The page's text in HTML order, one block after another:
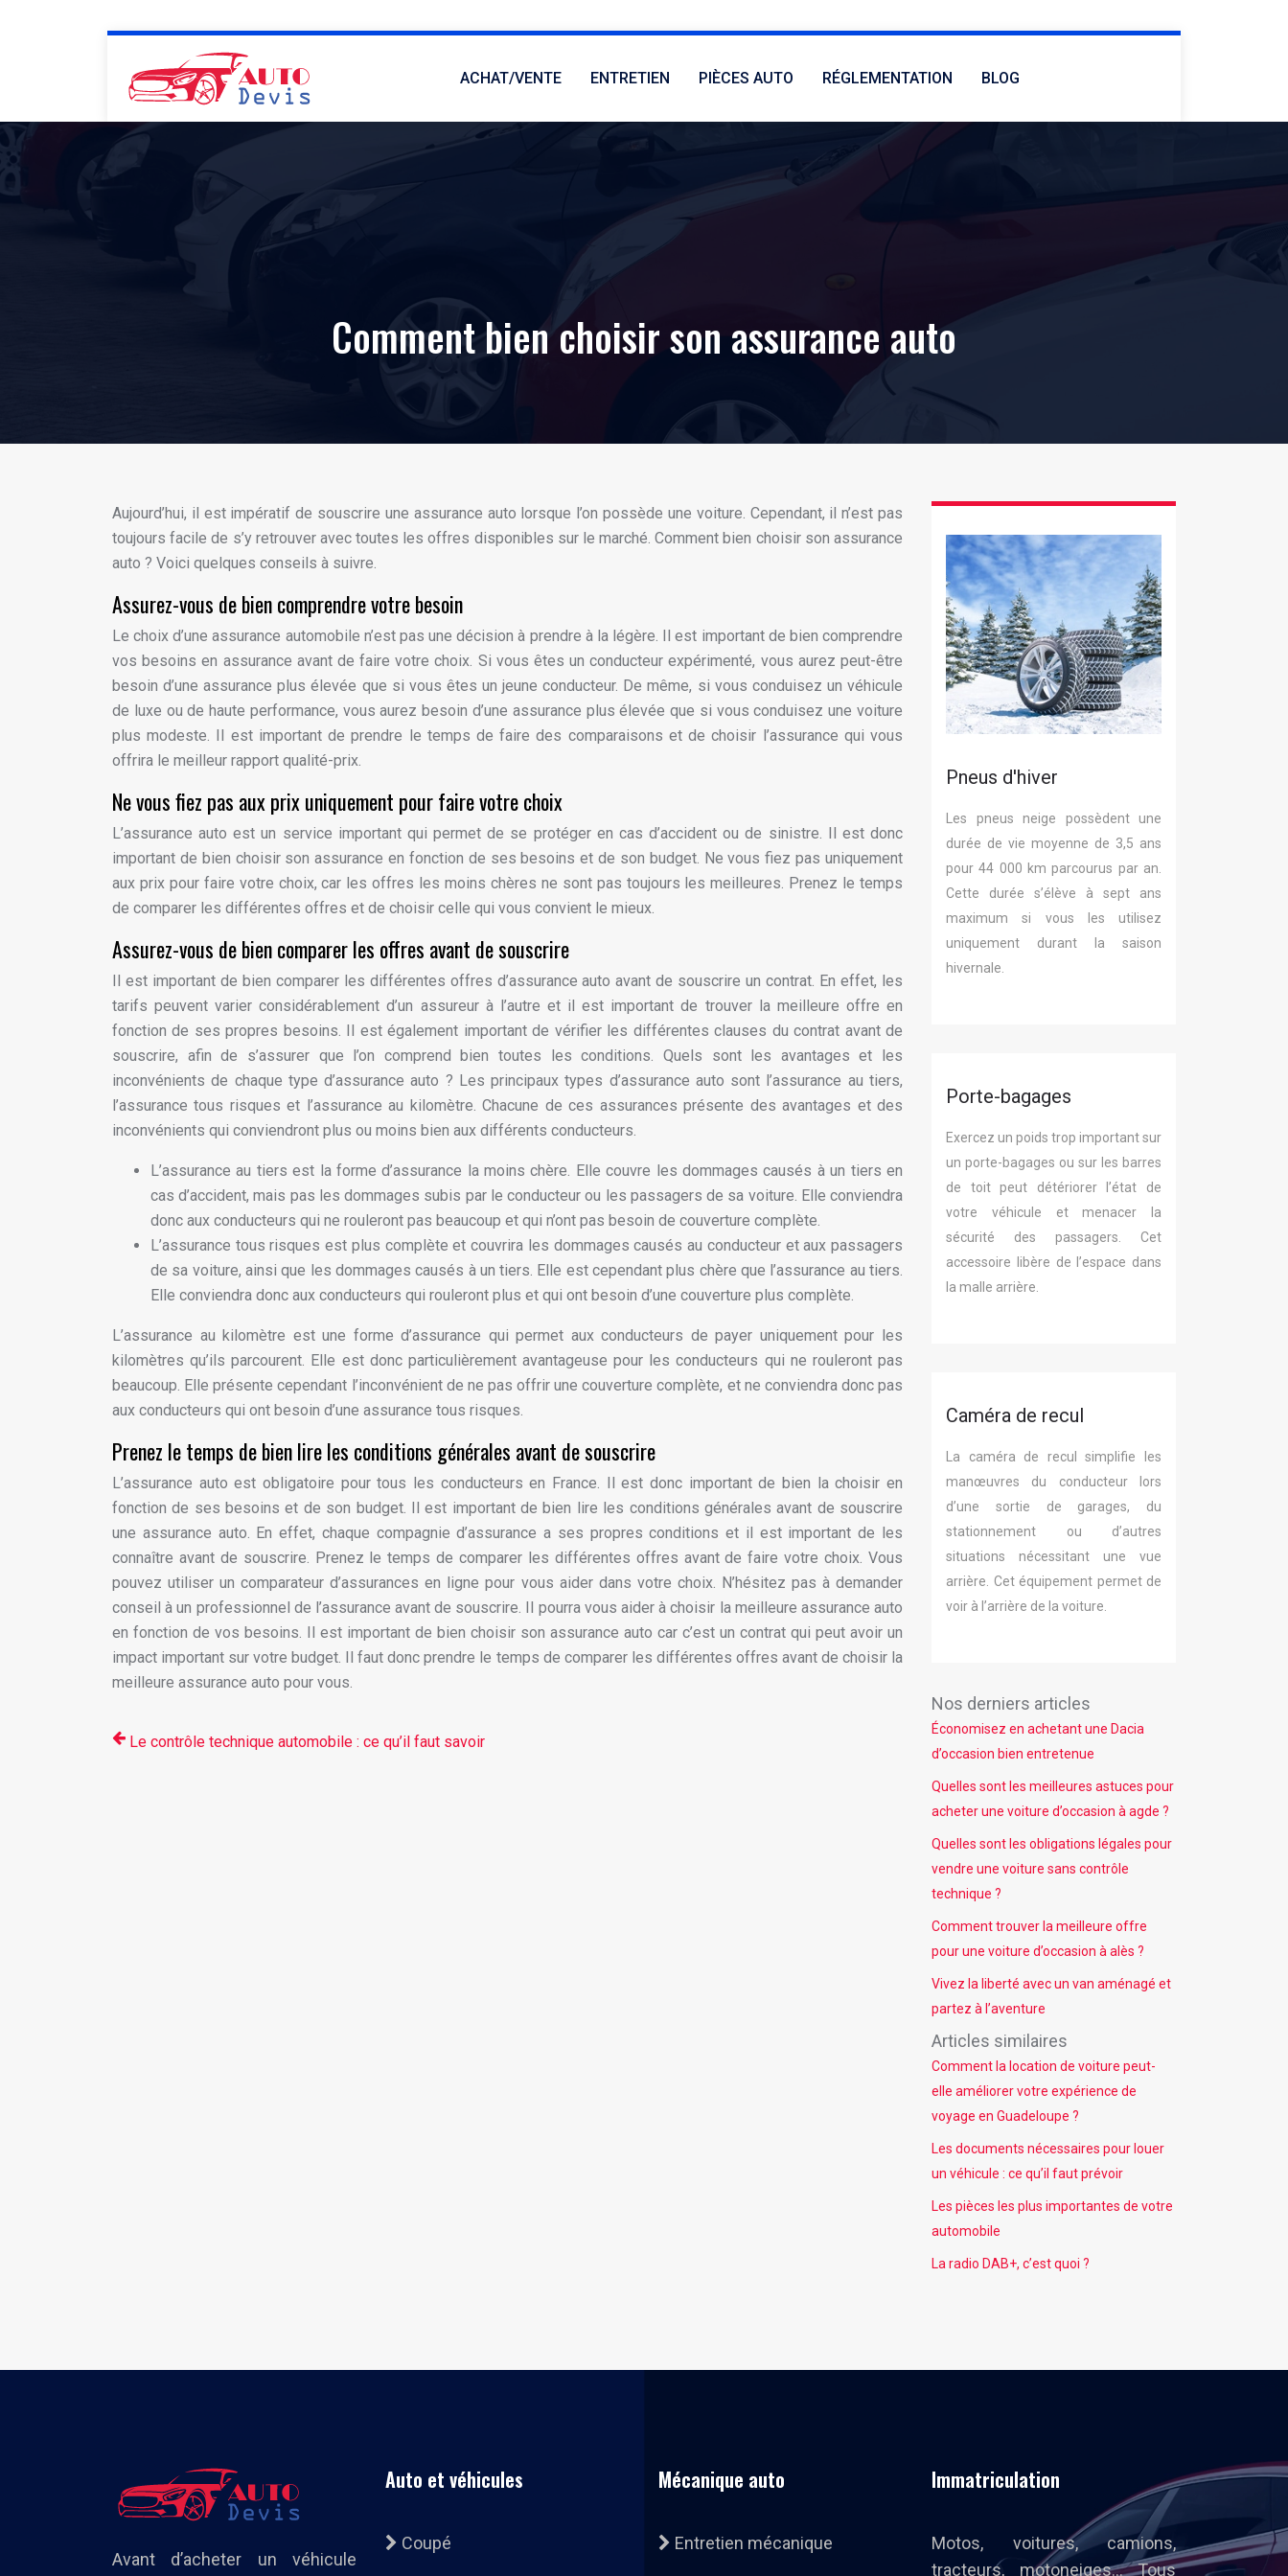
ACHAT/VENTE ENTRETIEN PIÈCES AUTO RÉGLEMENTATION BLOG
Comment bien choisir son assurance auto
Aujourd’hui, il est impératif de souscrire une assurance auto lorsque l’on possède une voiture. Cependant, il n’est pas
toujours facile de s’y retrouver avec toutes les offres disponibles sur le marché. Comment bien choisir son assurance
auto ? Voici quelques conseils à suivre.
Assurez-vous de bien comprendre votre besoin
Le choix d’une assurance automobile n’est pas une décision à prendre à la légère. Il est important de bien comprendre
vos besoins en assurance avant de faire votre choix. Si vous êtes un conducteur expérimenté, vous aurez peut-être
besoin d’une assurance plus élevée que si vous êtes un jeune conducteur. De même, si vous conduisez un véhicule
de luxe ou de haute performance, vous aurez besoin d’une assurance plus élevée que si vous conduisez une voiture
plus modeste. Il est important de prendre le temps de faire des comparaisons et de choisir l’assurance qui vous
offrira le meilleur rapport qualité-prix.
Ne vous fiez pas aux prix uniquement pour faire votre choix
L’assurance auto est un service important qui permet de se protéger en cas d’accident ou de sinistre. Il est donc
important de bien choisir son assurance en fonction de ses besoins et de son budget. Ne vous fiez pas uniquement
aux prix pour faire votre choix, car les offres les moins chères ne sont pas toujours les meilleures. Prenez le temps
de comparer les différentes offres et de choisir celle qui vous convient le mieux.
Assurez-vous de bien comparer les offres avant de souscrire
Il est important de bien comparer les différentes offres d’assurance auto avant de souscrire un contrat. En effet, les
tarifs peuvent varier considérablement d’un assureur à l’autre et il est important de trouver la meilleure offre en
fonction de ses propres besoins. Il est également important de vérifier les différentes clauses du contrat avant de
souscrire, afin de s’assurer que l’on comprend bien toutes les conditions. Quels sont les avantages et les
inconvénients de chaque type d’assurance auto ? Les principaux types d’assurance auto sont l’assurance au tiers,
l’assurance tous risques et l’assurance au kilomètre. Chacune de ces assurances présente des avantages et des
inconvénients qui conviendront plus ou moins bien aux différents conducteurs.
L’assurance au tiers est la forme d’assurance la moins chère. Elle couvre les dommages causés à un tiers en
cas d’accident, mais pas les dommages subis par le conducteur ou les passagers de sa voiture. Elle conviendra
donc aux conducteurs qui ne rouleront pas beaucoup et qui n’ont pas besoin de couverture complète.
L’assurance tous risques est plus complète et couvrira les dommages causés au conducteur et aux passagers
de sa voiture, ainsi que les dommages causés à un tiers. Elle est cependant plus chère que l’assurance au tiers.
Elle conviendra donc aux conducteurs qui rouleront plus et qui ont besoin d’une couverture plus complète.
L’assurance au kilomètre est une forme d’assurance qui permet aux conducteurs de payer uniquement pour les
kilomètres qu’ils parcourent. Elle est donc particulièrement avantageuse pour les conducteurs qui ne rouleront pas
beaucoup. Elle présente cependant l’inconvénient de ne pas offrir une couverture complète, et ne conviendra donc pas
aux conducteurs qui ont besoin d’une assurance tous risques.
Prenez le temps de bien lire les conditions générales avant de souscrire
L’assurance auto est obligatoire pour tous les conducteurs en France. Il est donc important de bien la choisir en
fonction de ses besoins et de son budget. Il est important de bien lire les conditions générales avant de souscrire
une assurance auto. En effet, chaque compagnie d’assurance a ses propres conditions et il est important de les
connaître avant de souscrire. Prenez le temps de comparer les différentes offres avant de faire votre choix. Vous
pouvez utiliser un comparateur d’assurances en ligne pour vous aider dans votre choix. N’hésitez pas à demander
conseil à un professionnel de l’assurance avant de souscrire. Il pourra vous aider à choisir la meilleure assurance auto
en fonction de vos besoins. Il est important de bien choisir son assurance auto car c’est un contrat qui peut avoir un
impact important sur votre budget. Il faut donc prendre le temps de comparer les différentes offres avant de choisir la
meilleure assurance auto pour vous.
Le contrôle technique automobile : ce qu’il faut savoir
Pneus d'hiver
Les pneus neige possèdent une
durée de vie moyenne de 3,5 ans
pour 44 000 km parcourus par an.
Cette durée s’élève à sept ans
maximum si vous les utilisez
uniquement durant la saison
hivernale.
Porte-bagages
Exercez un poids trop important sur
un porte-bagages ou sur les barres
de toit peut détériorer l’état de
votre véhicule et menacer la
sécurité des passagers. Cet
accessoire libère de l’espace dans
la malle arrière.
Caméra de recul
La caméra de recul simplifie les
manœuvres du conducteur lors
d’une sortie de garages, du
stationnement ou d’autres
situations nécessitant une vue
arrière. Cet équipement permet de
voir à l’arrière de la voiture.
Nos derniers articles
Économisez en achetant une Dacia
d’occasion bien entretenue
Quelles sont les meilleures astuces pour
acheter une voiture d’occasion à agde ?
Quelles sont les obligations légales pour
vendre une voiture sans contrôle
technique ?
Comment trouver la meilleure offre
pour une voiture d’occasion à alès ?
Vivez la liberté avec un van aménagé et
partez à l’aventure
Articles similaires
Comment la location de voiture peut-
elle améliorer votre expérience de
voyage en Guadeloupe ?
Les documents nécessaires pour louer
un véhicule : ce qu’il faut prévoir
Les pièces les plus importantes de votre
automobile
La radio DAB+, c’est quoi ?
Avant d’acheter un véhicule
Auto et véhicules
Coupé
Mécanique auto
Entretien mécanique
Immatriculation
Motos, voitures, camions,
tracteurs, motoneiges… Tous